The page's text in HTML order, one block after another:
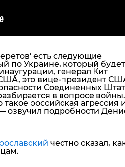
есть следующие
по Украине, который будет
генерал Кит
это вице-президент
Соединенных
в вопросе
российская агрессия
— озвучил подробности
честно сказал,